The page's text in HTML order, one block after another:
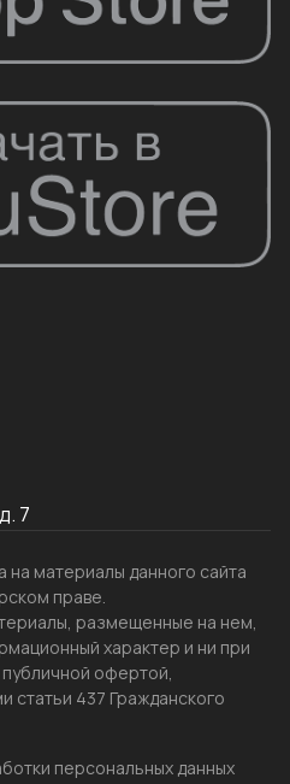
7
материалы данного сайта
праве.
размещенные на нем,
характер и ни при
публичной офертой,
437 Гражданского
персональных данных